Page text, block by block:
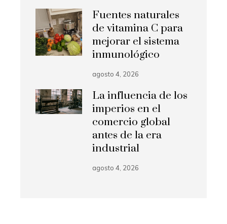
Fuentes naturales
de vitamina C para
mejorar el sistema
inmunológico
agosto 4, 2026
La influencia de los
imperios en el
comercio global
antes de la era
industrial
agosto 4, 2026